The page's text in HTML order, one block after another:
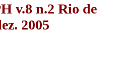
v.8 n.2 Rio de
2005